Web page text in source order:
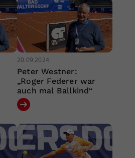
20.09.2024
Peter Westner:
„Roger Federer war
auch mal Ballkind“